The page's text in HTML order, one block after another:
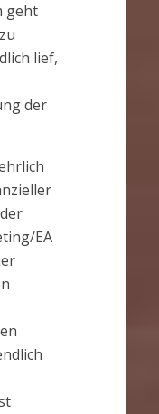
geht
lief,
der
EA